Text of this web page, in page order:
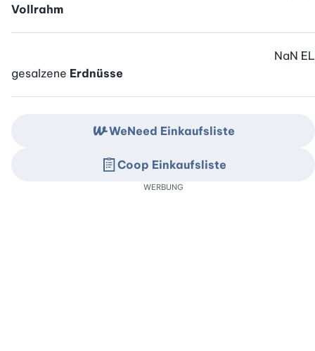
Vollrahm
gesalzene Erdnüsse
NaN EL
WeNeed Einkaufsliste
Coop Einkaufsliste
WERBUNG